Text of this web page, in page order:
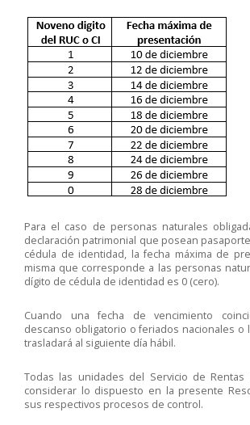
Para el caso de personas naturales
declaración patrimonial que posean
cédula de identidad, la fecha máxima de
misma que corresponde a las personas
dígito de cédula de identidad es 0 (cero).
Cuando una fecha de vencimiento
descanso obligatorio o feriados nacionales o
trasladará al siguiente día hábil.
Todas las unidades del Servicio de Rentas
considerar lo dispuesto en la presente
sus respectivos procesos de control.